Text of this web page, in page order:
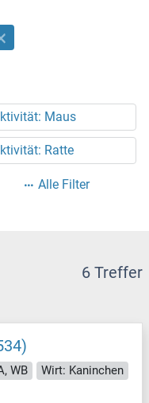
Maus
Ratte
Alle Filter
6 Treffer
WB
Wirt: Kaninchen